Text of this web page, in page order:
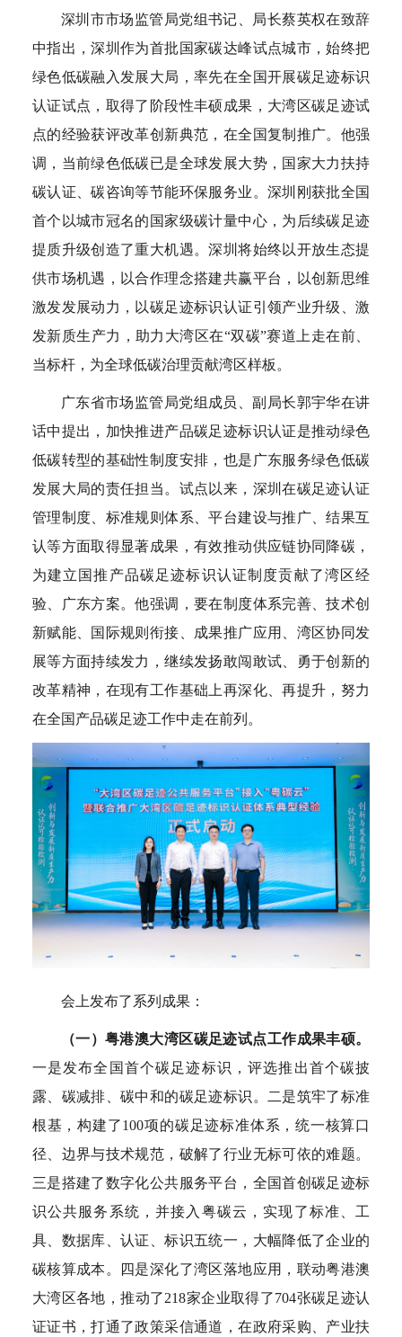
深圳市市场监管局党组书记、局长蔡英权在致辞
中指出，深圳作为首批国家碳达峰试点城市，始终把
绿色低碳融入发展大局，率先在全国开展碳足迹标识
认证试点，取得了阶段性丰硕成果，大湾区碳足迹试
点的经验获评改革创新典范，在全国复制推广。他强
调，当前绿色低碳已是全球发展大势，国家大力扶持
碳认证、碳咨询等节能环保服务业。深圳刚获批全国
首个以城市冠名的国家级碳计量中心，为后续碳足迹
提质升级创造了重大机遇。深圳将始终以开放生态提
供市场机遇，以合作理念搭建共赢平台，以创新思维
激发发展动力，以碳足迹标识认证引领产业升级、激
发新质生产力，助力大湾区在“双碳”赛道上走在前、
当标杆，为全球低碳治理贡献湾区样板。
广东省市场监管局党组成员、副局长郭宇华在讲
话中提出，加快推进产品碳足迹标识认证是推动绿色
低碳转型的基础性制度安排，也是广东服务绿色低碳
发展大局的责任担当。试点以来，深圳在碳足迹认证
管理制度、标准规则体系、平台建设与推广、结果互
认等方面取得显著成果，有效推动供应链协同降碳，
为建立国推产品碳足迹标识认证制度贡献了湾区经
验、广东方案。他强调，要在制度体系完善、技术创
新赋能、国际规则衔接、成果推广应用、湾区协同发
展等方面持续发力，继续发扬敢闯敢试、勇于创新的
改革精神，在现有工作基础上再深化、再提升，努力
在全国产品碳足迹工作中走在前列。
会上发布了系列成果：
（一）粤港澳大湾区碳足迹试点工作成果丰硕。
一是发布全国首个碳足迹标识，评选推出首个碳披
露、碳减排、碳中和的碳足迹标识。二是筑牢了标准
根基，构建了100项的碳足迹标准体系，统一核算口
径、边界与技术规范，破解了行业无标可依的难题。
三是搭建了数字化公共服务平台，全国首创碳足迹标
识公共服务系统，并接入粤碳云，实现了标准、工
具、数据库、认证、标识五统一，大幅降低了企业的
碳核算成本。四是深化了湾区落地应用，联动粤港澳
大湾区各地，推动了218家企业取得了704张碳足迹认
证证书，打通了政策采信通道，在政府采购、产业扶